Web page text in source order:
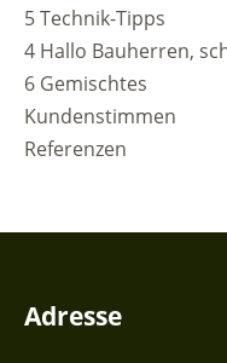
5 Technik-Tipps
4 Hallo Bauherren,
6 Gemischtes
Kundenstimmen
Referenzen
Adresse